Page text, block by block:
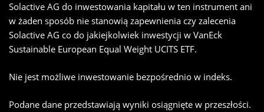
Solactive AG do inwestowania kapitału w ten instrument ani
w żaden sposób nie stanowią zapewnienia czy zalecenia
Solactive AG co do jakiejkolwiek inwestycji w VanEck
Sustainable European Equal Weight UCITS ETF.
Nie jest możliwe inwestowanie bezpośrednio w indeks.
Podane dane przedstawiają wyniki osiągnięte w przeszłości.